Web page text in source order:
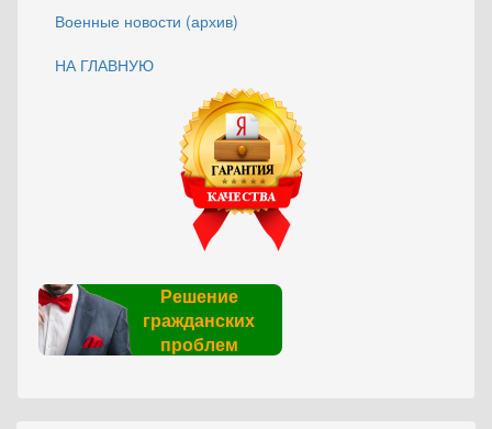
Военные новости (архив)
НА ГЛАВНУЮ
Решение
гражданских
проблем